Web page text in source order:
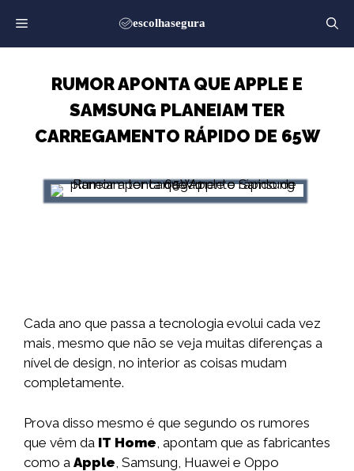
para
o
RUMOR APONTA QUE APPLE E
SAMSUNG PLANEIAM TER
CARREGAMENTO RÁPIDO DE 65W
Cada ano que passa a tecnologia evolui cada vez
mais, mesmo que não se veja muitas diferenças a
nível de design, no interior as coisas mudam
completamente.
Prova disso mesmo é que segundo os rumores
que vêm da IT Home , apontam que as fabricantes
como a Apple , Samsung, Huawei e Oppo